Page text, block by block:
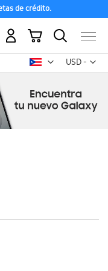
de crédito.
USD -
dólar
Mi carrito